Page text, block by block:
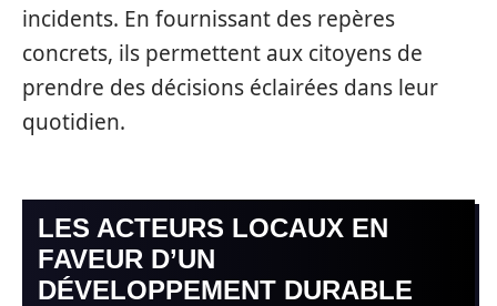
incidents. En fournissant des repères
concrets, ils permettent aux citoyens de
prendre des décisions éclairées dans leur
quotidien.
LES ACTEURS LOCAUX EN
FAVEUR D’UN
DÉVELOPPEMENT DURABLE